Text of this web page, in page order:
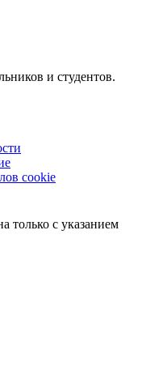
и студентов.
cookie
только с указанием